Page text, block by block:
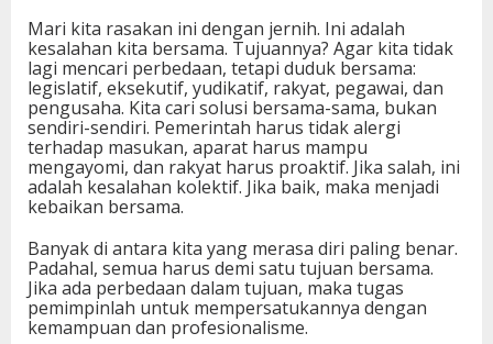
Mari kita rasakan ini dengan jernih. Ini adalah
kesalahan kita bersama. Tujuannya? Agar kita tidak
lagi mencari perbedaan, tetapi duduk bersama:
legislatif, eksekutif, yudikatif, rakyat, pegawai, dan
pengusaha. Kita cari solusi bersama-sama, bukan
sendiri-sendiri. Pemerintah harus tidak alergi
terhadap masukan, aparat harus mampu
mengayomi, dan rakyat harus proaktif. Jika salah, ini
adalah kesalahan kolektif. Jika baik, maka menjadi
kebaikan bersama.
Banyak di antara kita yang merasa diri paling benar.
Padahal, semua harus demi satu tujuan bersama.
Jika ada perbedaan dalam tujuan, maka tugas
pemimpinlah untuk mempersatukannya dengan
kemampuan dan profesionalisme.